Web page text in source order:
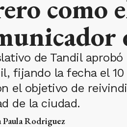
como
de Tandil
fijando la fecha el
el objetivo de
de la ciudad.
Rodriguez